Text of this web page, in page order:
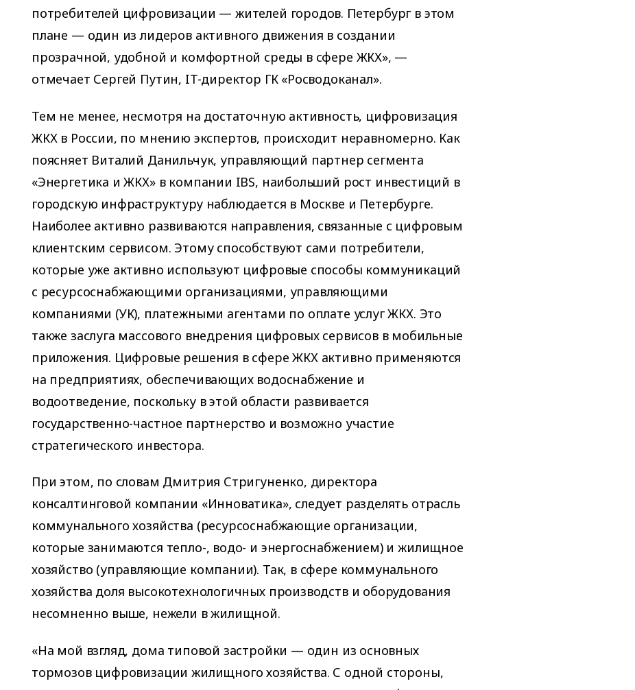
потребителей цифровизации — жителей городов. Петербург в этом
плане — один из лидеров активного движения в создании
прозрачной, удобной и комфортной среды в сфере ЖКХ», —
отмечает Сергей Путин, IT-директор ГК «Росводоканал».
Тем не менее, несмотря на достаточную активность, цифровизация
ЖКХ в России, по мнению экспертов, происходит неравномерно. Как
поясняет Виталий Данильчук, управляющий партнер сегмента
«Энергетика и ЖКХ» в компании IBS, наибольший рост инвестиций в
городскую инфраструктуру наблюдается в Москве и Петербурге.
Наиболее активно развиваются направления, связанные с цифровым
клиентским сервисом. Этому способствуют сами потребители,
которые уже активно используют цифровые способы коммуникаций
с ресурсоснабжающими организациями, управляющими
компаниями (УК), платежными агентами по оплате услуг ЖКХ. Это
также заслуга массового внедрения цифровых сервисов в мобильные
приложения. Цифровые решения в сфере ЖКХ активно применяются
на предприятиях, обеспечивающих водоснабжение и
водоотведение, поскольку в этой области развивается
государственно-частное партнерство и возможно участие
стратегического инвестора.
При этом, по словам Дмитрия Стригуненко, директора
консалтинговой компании «Инноватика», следует разделять отрасль
коммунального хозяйства (ресурсоснабжающие организации,
которые занимаются тепло-, водо- и энергоснабжением) и жилищное
хозяйство (управляющие компании). Так, в сфере коммунального
хозяйства доля высокотехнологичных производств и оборудования
несомненно выше, нежели в жилищной.
«На мой взгляд, дома типовой застройки — один из основных
тормозов цифровизации жилищного хозяйства. С одной стороны,